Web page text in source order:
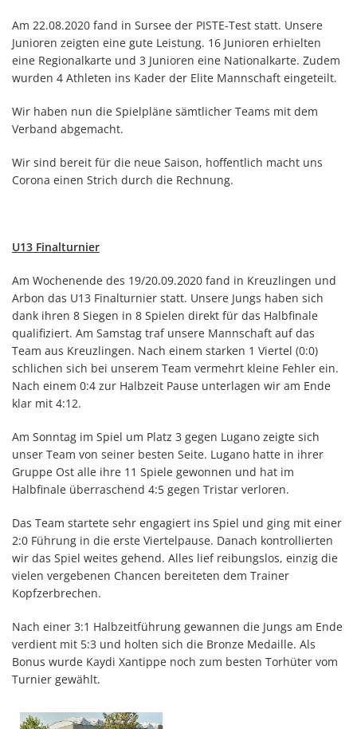
Am 22.08.2020 fand in Sursee der PISTE-Test statt. Unsere
Junioren zeigten eine gute Leistung. 16 Junioren erhielten
eine Regionalkarte und 3 Junioren eine Nationalkarte. Zudem
wurden 4 Athleten ins Kader der Elite Mannschaft eingeteilt.
Wir haben nun die Spielpläne sämtlicher Teams mit dem
Verband abgemacht.
Wir sind bereit für die neue Saison, hoffentlich macht uns
Corona einen Strich durch die Rechnung.
U13 Finalturnier
Am Wochenende des 19/20.09.2020 fand in Kreuzlingen und
Arbon das U13 Finalturnier statt. Unsere Jungs haben sich
dank ihren 8 Siegen in 8 Spielen direkt für das Halbfinale
qualifiziert. Am Samstag traf unsere Mannschaft auf das
Team aus Kreuzlingen. Nach einem starken 1 Viertel (0:0)
schlichen sich bei unserem Team vermehrt kleine Fehler ein.
Nach einem 0:4 zur Halbzeit Pause unterlagen wir am Ende
klar mit 4:12.
Am Sonntag im Spiel um Platz 3 gegen Lugano zeigte sich
unser Team von seiner besten Seite. Lugano hatte in ihrer
Gruppe Ost alle ihre 11 Spiele gewonnen und hat im
Halbfinale überraschend 4:5 gegen Tristar verloren.
Das Team startete sehr engagiert ins Spiel und ging mit einer
2:0 Führung in die erste Viertelpause. Danach kontrollierten
wir das Spiel weites gehend. Alles lief reibungslos, einzig die
vielen vergebenen Chancen bereiteten dem Trainer
Kopfzerbrechen.
Nach einer 3:1 Halbzeitführung gewannen die Jungs am Ende
verdient mit 5:3 und holten sich die Bronze Medaille. Als
Bonus wurde Kaydi Xantippe noch zum besten Torhüter vom
Turnier gewählt.